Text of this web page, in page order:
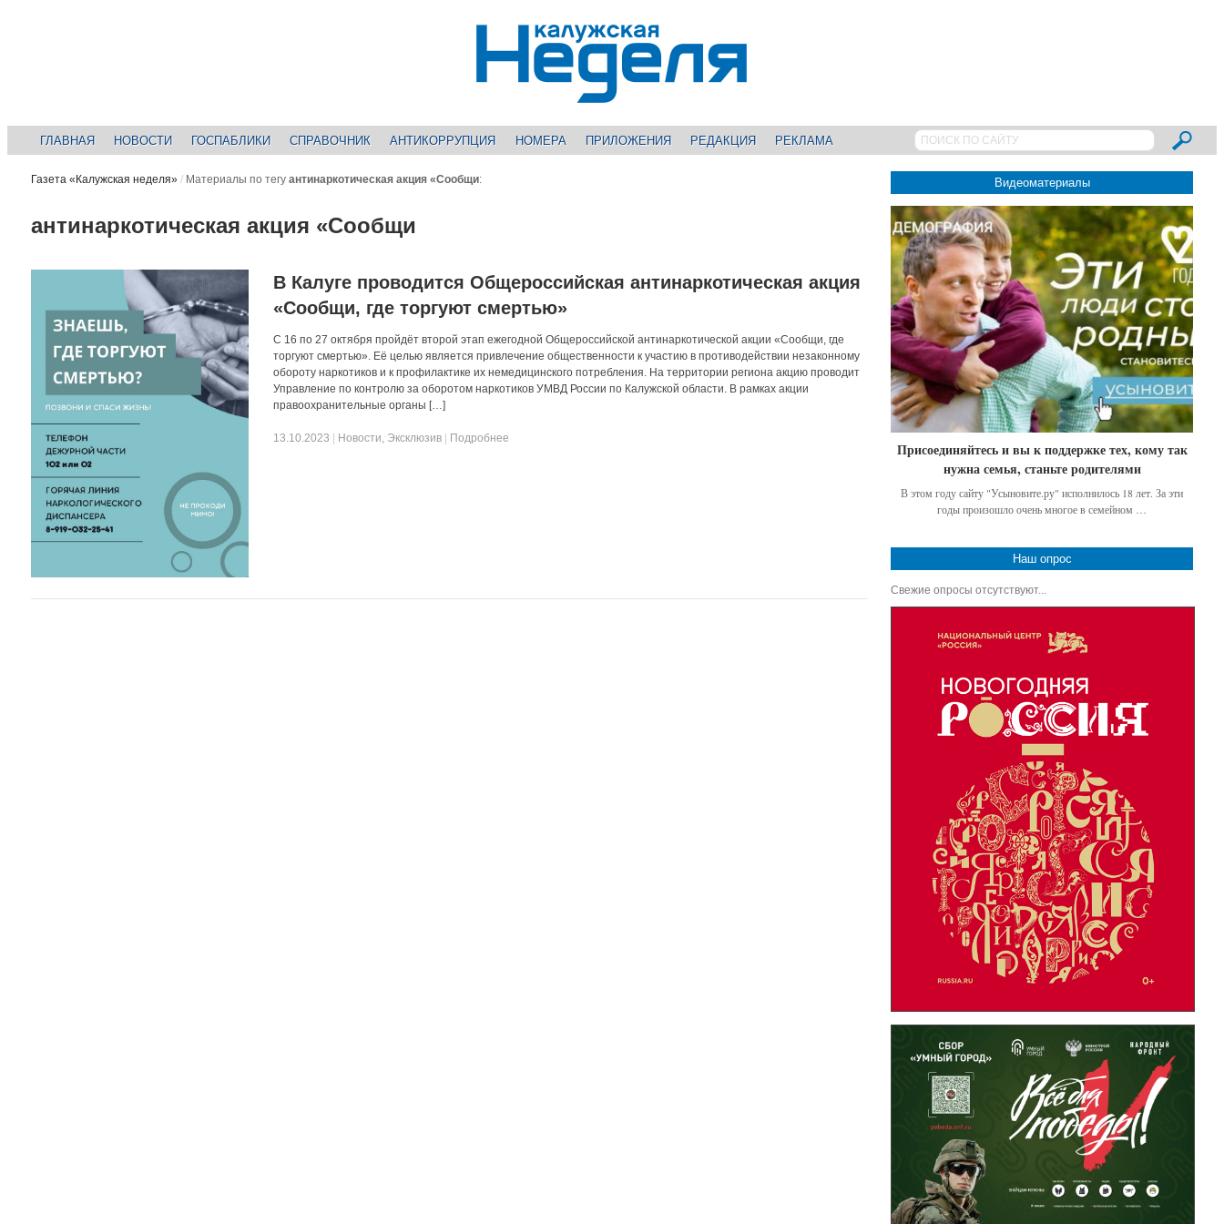
ГЛАВНАЯ НОВОСТИ ГОСПАБЛИКИ СПРАВОЧНИК АНТИКОРРУПЦИЯ НОМЕРА ПРИЛОЖЕНИЯ РЕДАКЦИЯ РЕКЛАМА
Газета «Калужская неделя» / Материалы по тегу антинаркотическая акция «Сообщи:
антинаркотическая акция «Сообщи
В Калуге проводится Общероссийская антинаркотическая акция
«Сообщи, где торгуют смертью»
С 16 по 27 октября пройдёт второй этап ежегодной Общероссийской антинаркотической акции «Сообщи, где
торгуют смертью». Её целью является привлечение общественности к участию в противодействии незаконному
обороту наркотиков и к профилактике их немедицинского потребления. На территории региона акцию проводит
Управление по контролю за оборотом наркотиков УМВД России по Калужской области. В рамках акции
правоохранительные органы […]
13.10.2023 Новости, Эксклюзив Подробнее
Видеоматериалы
Присоединяйтесь и вы к поддержке тех, кому так
нужна семья, станьте родителями
В этом году сайту "Усыновите.ру" исполнилось 18 лет. За эти
годы произошло очень многое в семейном …
Наш опрос
Свежие опросы отсутствуют...